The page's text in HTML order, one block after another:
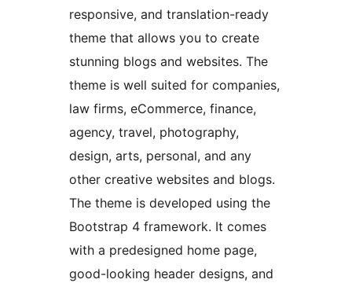
responsive, and translation-ready
theme that allows you to create
stunning blogs and websites. The
theme is well suited for companies,
law firms, eCommerce, finance,
agency, travel, photography,
design, arts, personal, and any
other creative websites and blogs.
The theme is developed using the
Bootstrap 4 framework. It comes
with a predesigned home page,
good-looking header designs, and